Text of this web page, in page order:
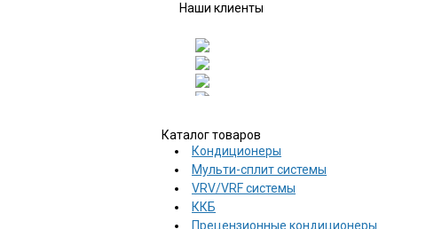
Наши клиенты
Каталог товаров
Кондиционеры
Мульти-сплит системы
VRV/VRF системы
ККБ
Прецензионные кондиционеры